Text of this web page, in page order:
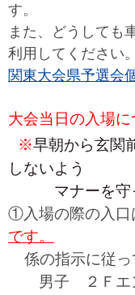
す。
また、どうしても
利用してください
関東大会県予選会
大会当日の入場に
※早朝から玄関
しないよう
マナーを守っ
①入場の際の入口
です。
係の指示に従っ
男子 ２Ｆエン